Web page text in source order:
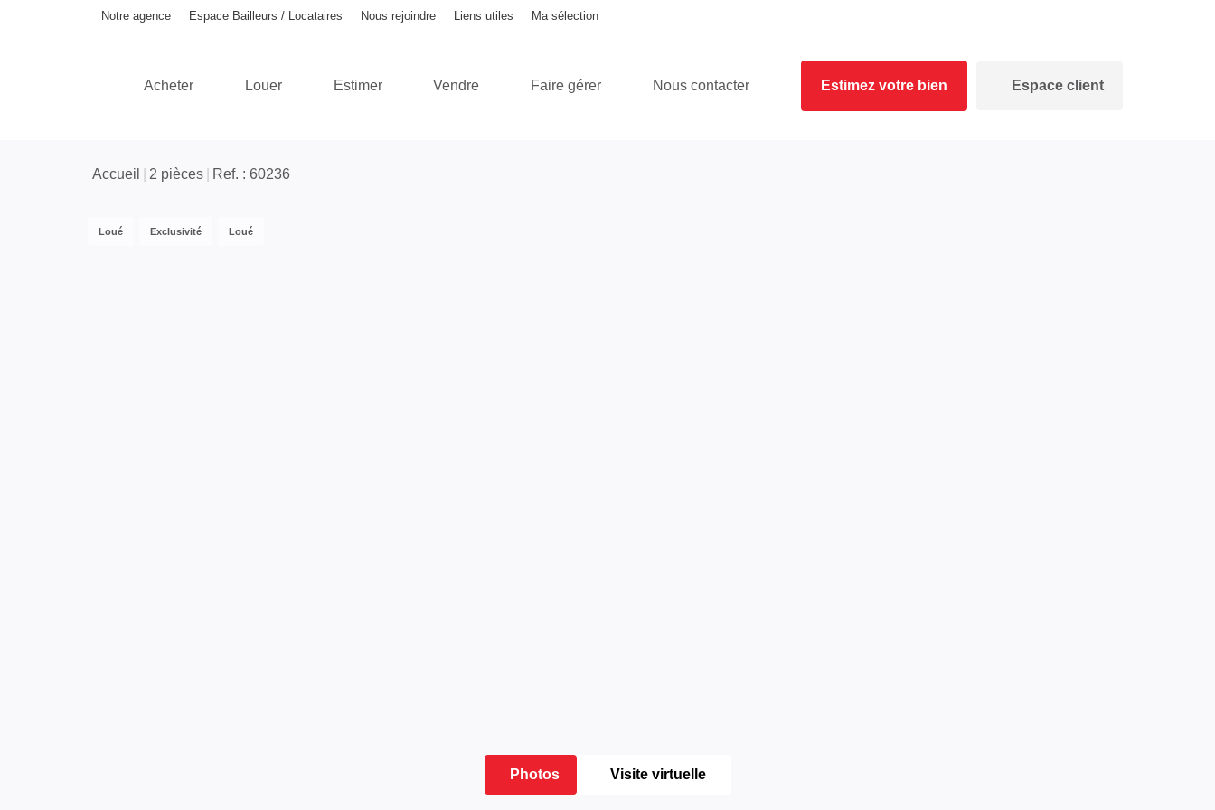
Notre agence Espace Bailleurs / Locataires Nous rejoindre Liens utiles Ma sélection
Acheter Louer Estimer Vendre Faire gérer Nous contacter Estimez votre bien Espace client
Accueil 2 pièces Ref. : 60236
Loué Exclusivité Loué
Photos Visite virtuelle